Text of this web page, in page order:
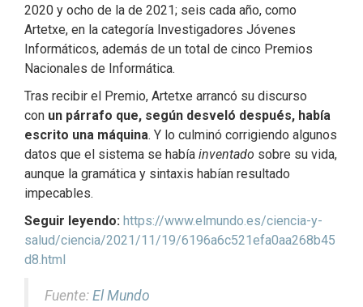
2020 y ocho de la de 2021; seis cada año, como
Artetxe, en la categoría Investigadores Jóvenes
Informáticos, además de un total de cinco Premios
Nacionales de Informática.
Tras recibir el Premio, Artetxe arrancó su discurso
con un párrafo que, según desveló después, había
escrito una máquina. Y lo culminó corrigiendo algunos
datos que el sistema se había inventado sobre su vida,
aunque la gramática y sintaxis habían resultado
impecables.
Seguir leyendo: https://www.elmundo.es/ciencia-y-
salud/ciencia/2021/11/19/6196a6c521efa0aa268b45
d8.html
Fuente: El Mundo